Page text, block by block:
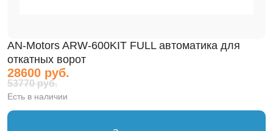
AN-Motors ARW-600KIT FULL автоматика для
откатных ворот
53770 руб.
28600 руб.
Есть в наличии